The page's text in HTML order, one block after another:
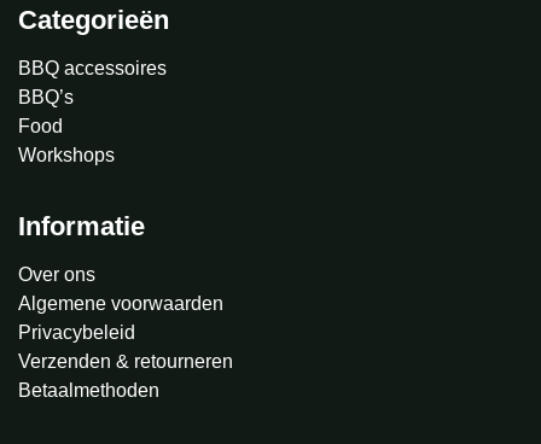
Categorieën
BBQ accessoires
BBQ’s
Food
Workshops
Informatie
Over ons
Algemene voorwaarden
Privacybeleid
Verzenden & retourneren
Betaalmethoden